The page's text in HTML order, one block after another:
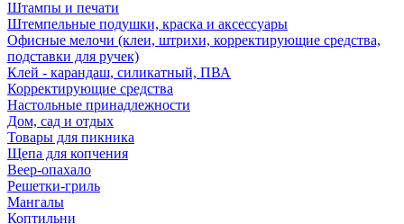
Штампы и печати
Штемпельные подушки, краска и аксессуары
Офисные мелочи (клеи, штрихи, корректирующие средства,
подставки для ручек)
Клей - карандаш, силикатный, ПВА
Корректирующие средства
Настольные принадлежности
Дом, сад и отдых
Товары для пикника
Щепа для копчения
Веер-опахало
Решетки-гриль
Мангалы
Коптильни